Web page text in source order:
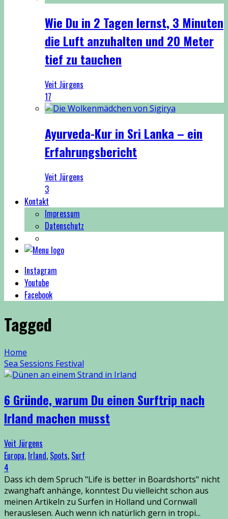
Wie Du in 2 Tagen lernst, 3 Minuten
die Luft anzuhalten und 20 Meter
tief zu tauchen
Veit Jürgens
17
Ayurveda-Kur in Sri Lanka – ein
Erfahrungsbericht
Veit Jürgens
3
Kontakt
Impressum
Datenschutz
Instagram
Youtube
Facebook
Tagged
Home
Sea Sessions Festival
6 Gründe, warum Du einen Surftrip nach
Irland machen musst
Veit Jürgens
Europa, Irland, Spots, Surf
4
Dass ich dem Spruch "Life is better in Boardshorts" nicht
zwanghaft anhänge, konntest Du vielleicht schon aus
meinen Artikeln zu Surfen in Holland und Cornwall
herauslesen. Auch wenn ich natürlich gern in tropi...